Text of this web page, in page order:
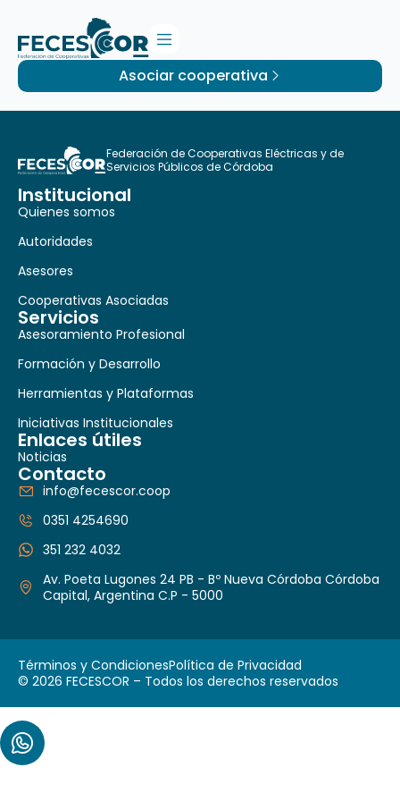
Asociar cooperativa
Federación de Cooperativas Eléctricas y de
Servicios Públicos de Córdoba
Institucional
Quienes somos
Autoridades
Asesores
Cooperativas Asociadas
Servicios
Asesoramiento Profesional
Formación y Desarrollo
Herramientas y Plataformas
Iniciativas Institucionales
Enlaces útiles
Noticias
Contacto
info@fecescor.coop
0351 4254690
351 232 4032
Av. Poeta Lugones 24 PB - Bº Nueva Córdoba Córdoba
Capital, Argentina C.P - 5000
© 2026 FECESCOR – Todos los derechos reservados
Términos y CondicionesPolítica de Privacidad